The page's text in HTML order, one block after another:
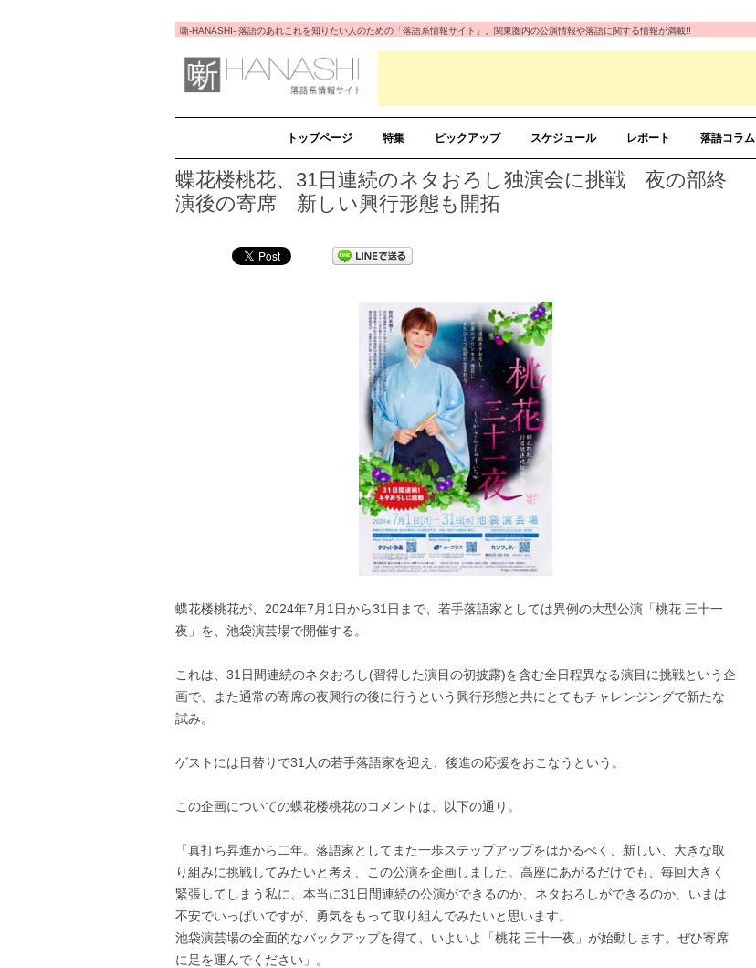
噺-HANASHI- 落語のあれこれを知りたい人のための「落語系情報サイト」。関東圏内の公演情報や落語に関する情報が満載!!
トップページ 特集 ピックアップ スケジュール レポート 落語コラム
蝶花楼桃花、31日連続のネタおろし独演会に挑戦 夜の部終
演後の寄席 新しい興行形態も開拓
蝶花楼桃花が、2024年7月1日から31日まで、若手落語家としては異例の大型公演「桃花 三十一
夜」を、池袋演芸場で開催する。
これは、31日間連続のネタおろし(習得した演目の初披露)を含む全日程異なる演目に挑戦という企
画で、また通常の寄席の夜興行の後に行うという興行形態と共にとてもチャレンジングで新たな
試み。
ゲストには日替りで31人の若手落語家を迎え、後進の応援をおこなうという。
この企画についての蝶花楼桃花のコメントは、以下の通り。
「真打ち昇進から二年。落語家としてまた一歩ステップアップをはかるべく、新しい、大きな取
り組みに挑戦してみたいと考え、この公演を企画しました。高座にあがるだけでも、毎回大きく
緊張してしまう私に、本当に31日間連続の公演ができるのか、ネタおろしができるのか、いまは
不安でいっぱいですが、勇気をもって取り組んでみたいと思います。
池袋演芸場の全面的なバックアップを得て、いよいよ「桃花 三十一夜」が始動します。ぜひ寄席
に足を運んでください」。